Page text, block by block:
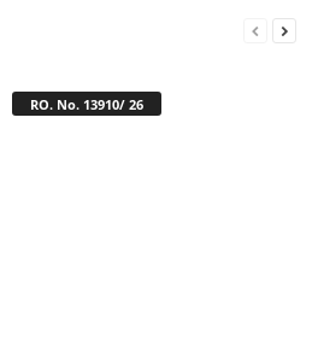
RO. No. 13910/ 26